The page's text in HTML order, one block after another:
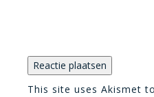
This site uses Akismet